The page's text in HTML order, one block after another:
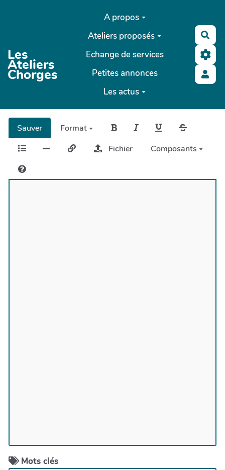
Aller au contenu principal
Les
Ateliers
Chorges
A propos
Ateliers proposés
Echange de services
Petites annonces
Les actus
Sauver
Format
Fichier
Composants
Mots clés